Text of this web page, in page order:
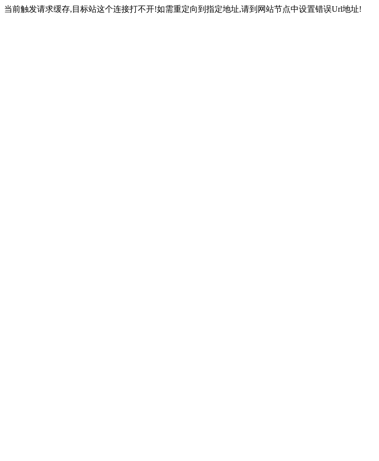
当前触发请求缓存,目标站这个连接打不开!如需重定向到指定地址,请到网站节点中设置错误Url地址!